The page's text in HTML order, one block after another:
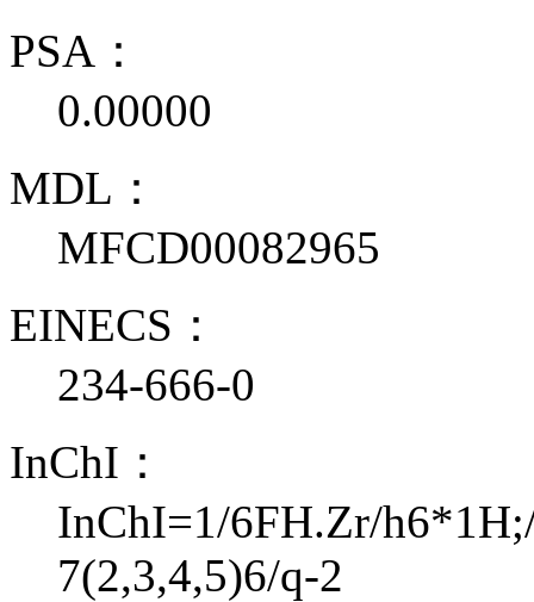
PSA：
0.00000
MDL：
MFCD00082965
EINECS：
234-666-0
InChI：
InChI=1/6FH.Zr/
7(2,3,4,5)6/q-2